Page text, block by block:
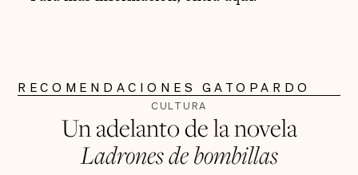
RECOMENDACIONES GATOPARDO
CULTURA
Un adelanto de la novela
Ladrones de bombillas